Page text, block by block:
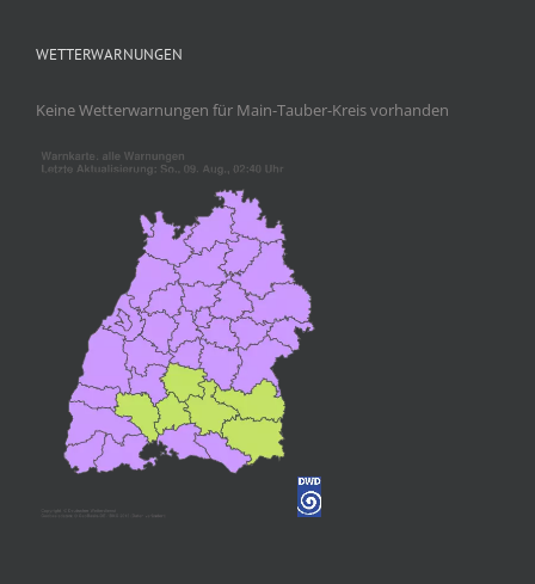
WETTERWARNUNGEN
Keine Wetterwarnungen für Main-Tauber-Kreis vorhanden